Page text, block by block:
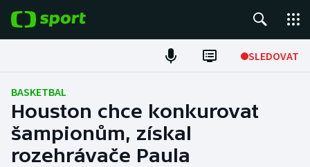
SLEDOVAT
Fotbal
Hokej
Tenis
BASKETBAL
Houston chce konkurovat
šampionům, získal
rozehrávače Paula